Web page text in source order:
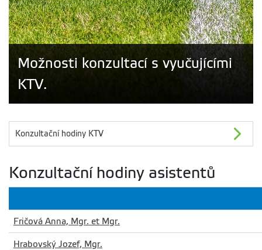
Možnosti konzultací s vyučujícími
KTV.
Konzultační hodiny KTV
Konzultační hodiny asistentů
Fričová Anna, Mgr. et Mgr.
Hrabovský Jozef, Mgr.